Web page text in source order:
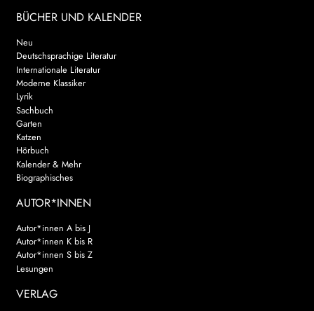
BÜCHER UND KALENDER
Neu
Deutschsprachige Literatur
Internationale Literatur
Moderne Klassiker
Lyrik
Sachbuch
Garten
Katzen
Hörbuch
Kalender & Mehr
Biographisches
AUTOR*INNEN
Autor*innen A bis J
Autor*innen K bis R
Autor*innen S bis Z
Lesungen
VERLAG